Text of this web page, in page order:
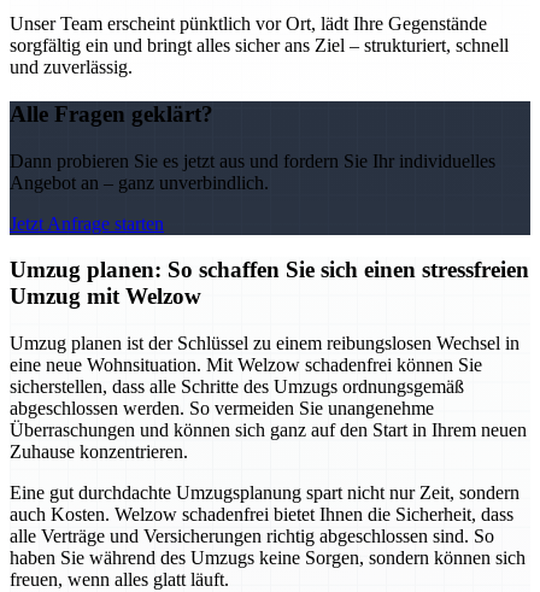
Unser Team erscheint pünktlich vor Ort, lädt Ihre Gegenstände
sorgfältig ein und bringt alles sicher ans Ziel – strukturiert, schnell
und zuverlässig.
Alle Fragen geklärt?
Dann probieren Sie es jetzt aus und fordern Sie Ihr individuelles
Angebot an – ganz unverbindlich.
Jetzt Anfrage starten
Umzug planen: So schaffen Sie sich einen stressfreien
Umzug mit Welzow
Umzug planen ist der Schlüssel zu einem reibungslosen Wechsel in
eine neue Wohnsituation. Mit Welzow schadenfrei können Sie
sicherstellen, dass alle Schritte des Umzugs ordnungsgemäß
abgeschlossen werden. So vermeiden Sie unangenehme
Überraschungen und können sich ganz auf den Start in Ihrem neuen
Zuhause konzentrieren.
Eine gut durchdachte Umzugsplanung spart nicht nur Zeit, sondern
auch Kosten. Welzow schadenfrei bietet Ihnen die Sicherheit, dass
alle Verträge und Versicherungen richtig abgeschlossen sind. So
haben Sie während des Umzugs keine Sorgen, sondern können sich
freuen, wenn alles glatt läuft.